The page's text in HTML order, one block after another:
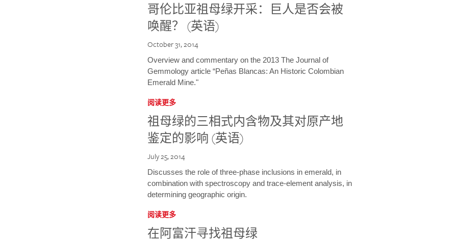
哥伦比亚祖母绿开采：巨人是否会被
唤醒？ (英语)
October 31, 2014
Overview and commentary on the 2013 The Journal of
Gemmology article “Peñas Blancas: An Historic Colombian
Emerald Mine."
阅读更多
祖母绿的三相式内含物及其对原产地
鉴定的影响 (英语)
July 25, 2014
Discusses the role of three-phase inclusions in emerald, in
combination with spectroscopy and trace-element analysis, in
determining geographic origin.
阅读更多
在阿富汗寻找祖母绿